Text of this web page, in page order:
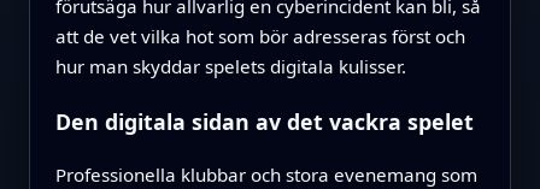
förutsäga hur allvarlig en cyberincident kan bli, så
att de vet vilka hot som bör adresseras först och
hur man skyddar spelets digitala kulisser.
Den digitala sidan av det vackra spelet
Professionella klubbar och stora evenemang som